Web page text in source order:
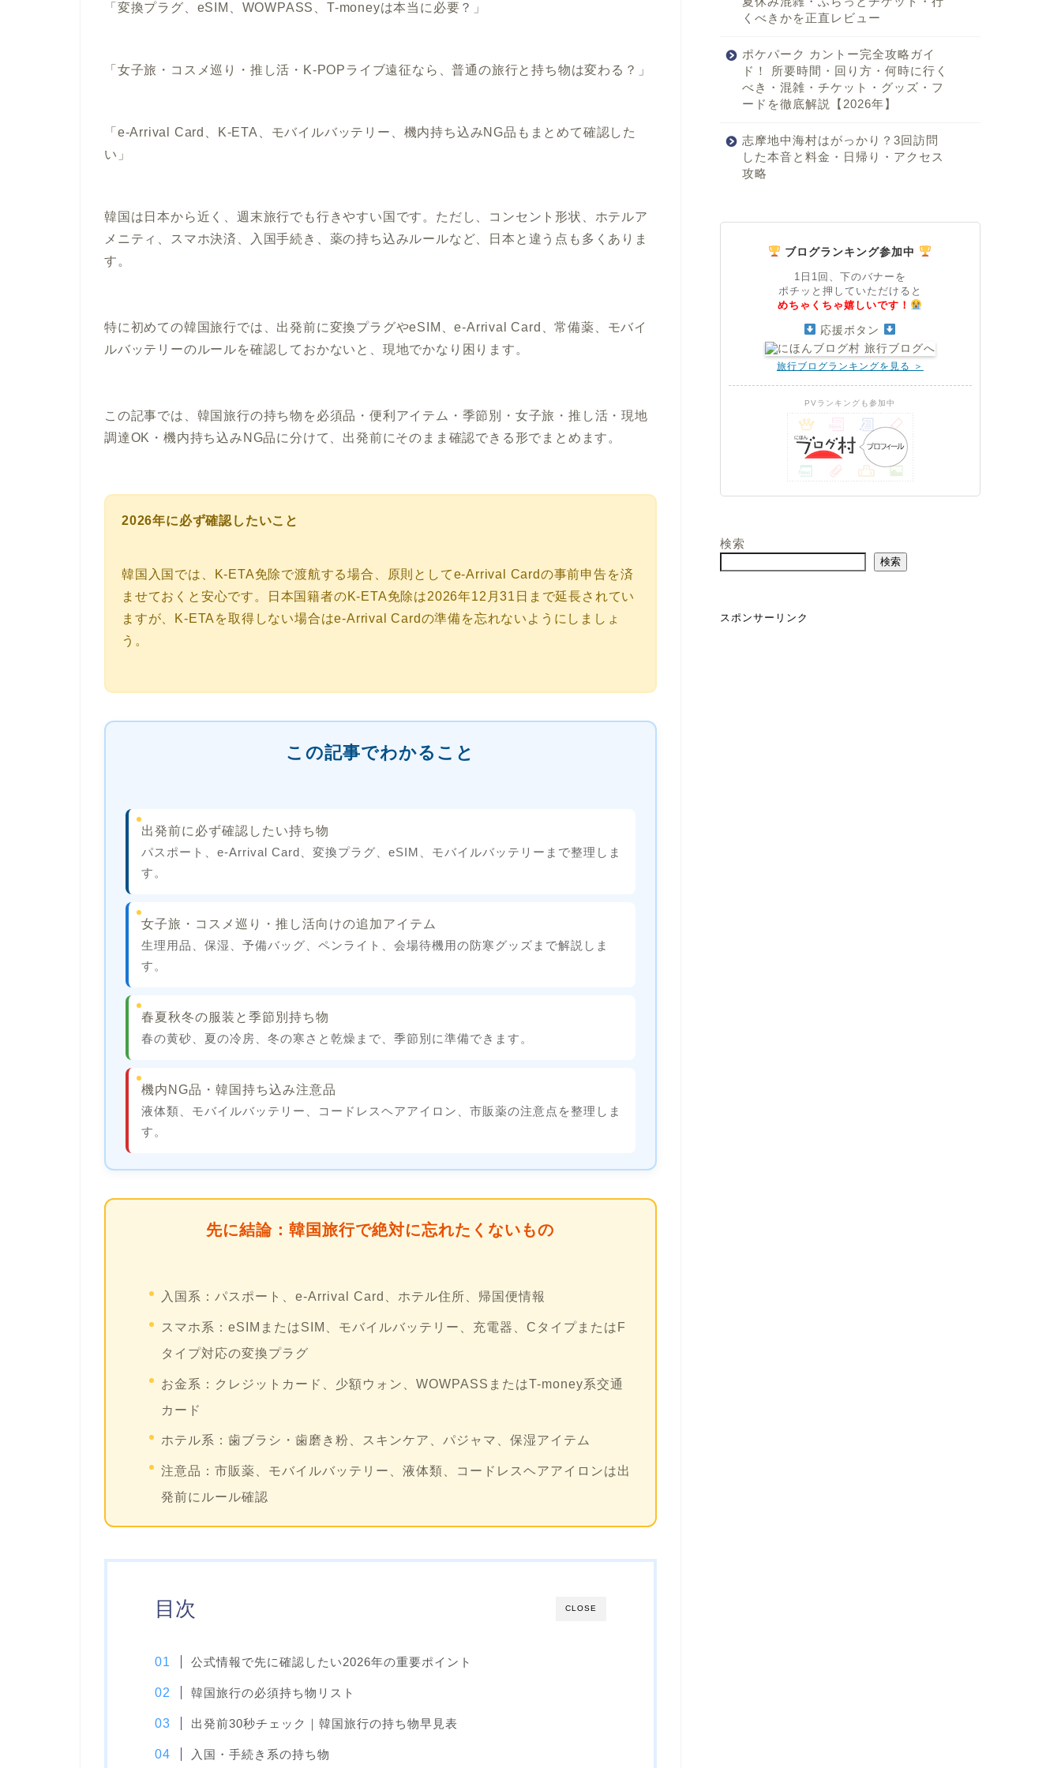
「変換プラグ、eSIM、WOWPASS、T-moneyは本当に必要？」
「女子旅・コスメ巡り・推し活・K-POPライブ遠征なら、普通の旅行と持ち物は変わる？」
「e-Arrival Card、K-ETA、モバイルバッテリー、機内持ち込みNG品もまとめて確認した
い」
韓国は日本から近く、週末旅行でも行きやすい国です。ただし、コンセント形状、ホテルア
メニティ、スマホ決済、入国手続き、薬の持ち込みルールなど、日本と違う点も多くありま
す。
特に初めての韓国旅行では、出発前に変換プラグやeSIM、e-Arrival Card、常備薬、モバイ
ルバッテリーのルールを確認しておかないと、現地でかなり困ります。
この記事では、韓国旅行の持ち物を必須品・便利アイテム・季節別・女子旅・推し活・現地
調達OK・機内持ち込みNG品に分けて、出発前にそのまま確認できる形でまとめます。
2026年に必ず確認したいこと
韓国入国では、K-ETA免除で渡航する場合、原則としてe-Arrival Cardの事前申告を済
ませておくと安心です。日本国籍者のK-ETA免除は2026年12月31日まで延長されてい
ますが、K-ETAを取得しない場合はe-Arrival Cardの準備を忘れないようにしましょ
う。
この記事でわかること
出発前に必ず確認したい持ち物
パスポート、e-Arrival Card、変換プラグ、eSIM、モバイルバッテリーまで整理しま
す。
女子旅・コスメ巡り・推し活向けの追加アイテム
生理用品、保湿、予備バッグ、ペンライト、会場待機用の防寒グッズまで解説しま
す。
春夏秋冬の服装と季節別持ち物
春の黄砂、夏の冷房、冬の寒さと乾燥まで、季節別に準備できます。
機内NG品・韓国持ち込み注意品
液体類、モバイルバッテリー、コードレスヘアアイロン、市販薬の注意点を整理しま
す。
先に結論：韓国旅行で絶対に忘れたくないもの
入国系： パスポート、e-Arrival Card、ホテル住所、帰国便情報
スマホ系： eSIMまたはSIM、モバイルバッテリー、充電器、CタイプまたはF
タイプ対応の変換プラグ
お金系： クレジットカード、少額ウォン、WOWPASSまたはT-money系交通
カード
ホテル系： 歯ブラシ・歯磨き粉、スキンケア、パジャマ、保湿アイテム
注意品： 市販薬、モバイルバッテリー、液体類、コードレスヘアアイロンは出
発前にルール確認
CLOSE
目次
公式情報で先に確認したい2026年の重要ポイント
韓国旅行の必須持ち物リスト
出発前30秒チェック｜韓国旅行の持ち物早見表
入国・手続き系の持ち物
くべきかを正直レビュー
ポケパーク カントー完全攻略ガイ
ド！ 所要時間・回り方・何時に行く
べき・混雑・チケット・グッズ・フ
ードを徹底解説【2026年】
志摩地中海村はがっかり？3回訪問
した本音と料金・日帰り・アクセス
攻略
ブログランキング参加中
1日1回、下のバナーを
ポチッと押していただけると
めちゃくちゃ嬉しいです！
応援ボタン
旅行ブログランキングを見る ＞
PVランキングも参加中
検索
検索
スポンサーリンク